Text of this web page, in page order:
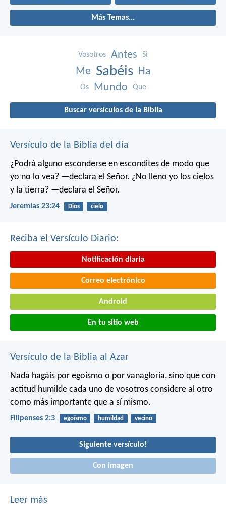
Más Temas...
Vosotros Antes Si
Me Sabéis Ha
Os Mundo Que
Buscar versículos de la Biblia
Versículo de la Biblia del día
¿Podrá alguno esconderse en escondites de modo que
yo no lo vea? —declara el Señor. ¿No lleno yo los cielos
y la tierra? —declara el Señor.
Jeremías 23:24 Dios cielo
Reciba el Versículo Diario:
Notificación diaria
Correo electrónico
Android
En tu sitio web
Versículo de la Biblia al Azar
Nada hagáis por egoísmo o por vanagloria, sino que con
actitud humilde cada uno de vosotros considere al otro
como más importante que a sí mismo.
Filipenses 2:3 egoísmo humildad vecino
Siguiente versículo!
Con imagen
Leer más